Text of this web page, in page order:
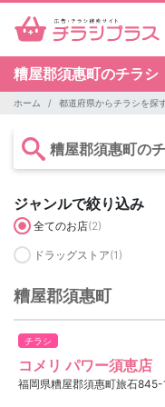
糟屋郡須惠町のチラシ
ホーム 都道府県からチラシを探
糟屋郡須惠町の
ジャンルで絞り込み
全てのお店(2)
ドラッグストア(1)
糟屋郡須惠町
チラシ
コメリ パワー須恵店
福岡県糟屋郡須惠町旅石845-